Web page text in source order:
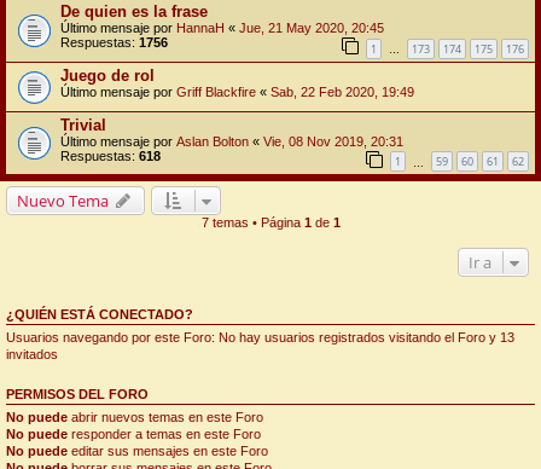
De quien es la frase
Último mensaje por HannaH « Jue, 21 May 2020, 20:45
Respuestas: 1756 1 … 173 174 175 176
Juego de rol
Último mensaje por Griff Blackfire « Sab, 22 Feb 2020, 19:49
Trivial
Último mensaje por Aslan Bolton « Vie, 08 Nov 2019, 20:31
Respuestas: 618 1 59 60 61 62
Nuevo Tema
7 temas • Página 1de 1
Ir a
¿QUIÉN ESTÁ CONECTADO?
Usuarios navegando por este Foro: No hay usuarios registrados visitando el Foro y 13
invitados
PERMISOS DEL FORO
No puede abrir nuevos temas en este Foro
No puede responder a temas en este Foro
No puede editar sus mensajes en este Foro